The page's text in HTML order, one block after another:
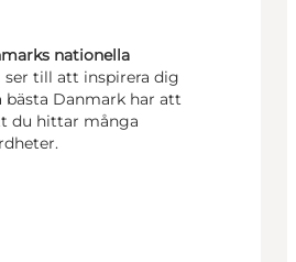
nationella
ser till att inspirera dig
Danmark har att
du hittar många